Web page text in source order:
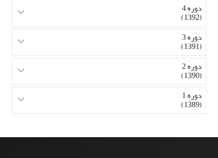
دوره 4
(1392)
دوره 3
(1391)
دوره 2
(1390)
دوره 1
(1389)